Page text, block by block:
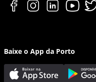
Baixe o App da Porto